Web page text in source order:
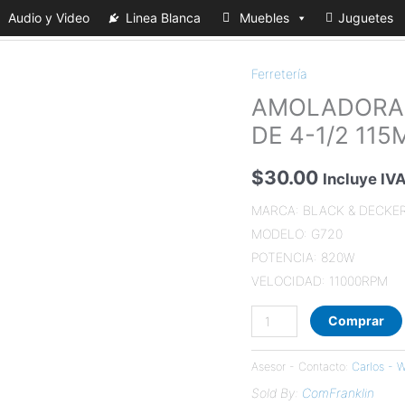
Audio y Video Linea Blanca Muebles Juguetes
Ferretería
DE 4-1/2
$30.00 Incluye
MARCA: BLACK &
MODELO: G720
POTENCIA: 820W
VELOCIDAD: 11000RPM
AMOLADORA
ANGULAR
BLACK
&
DECKER
DE
4-
1/2
115MM
cantidad
Comprar
Asesor - Contacto: Carlos -
Sold By: ComFranklin